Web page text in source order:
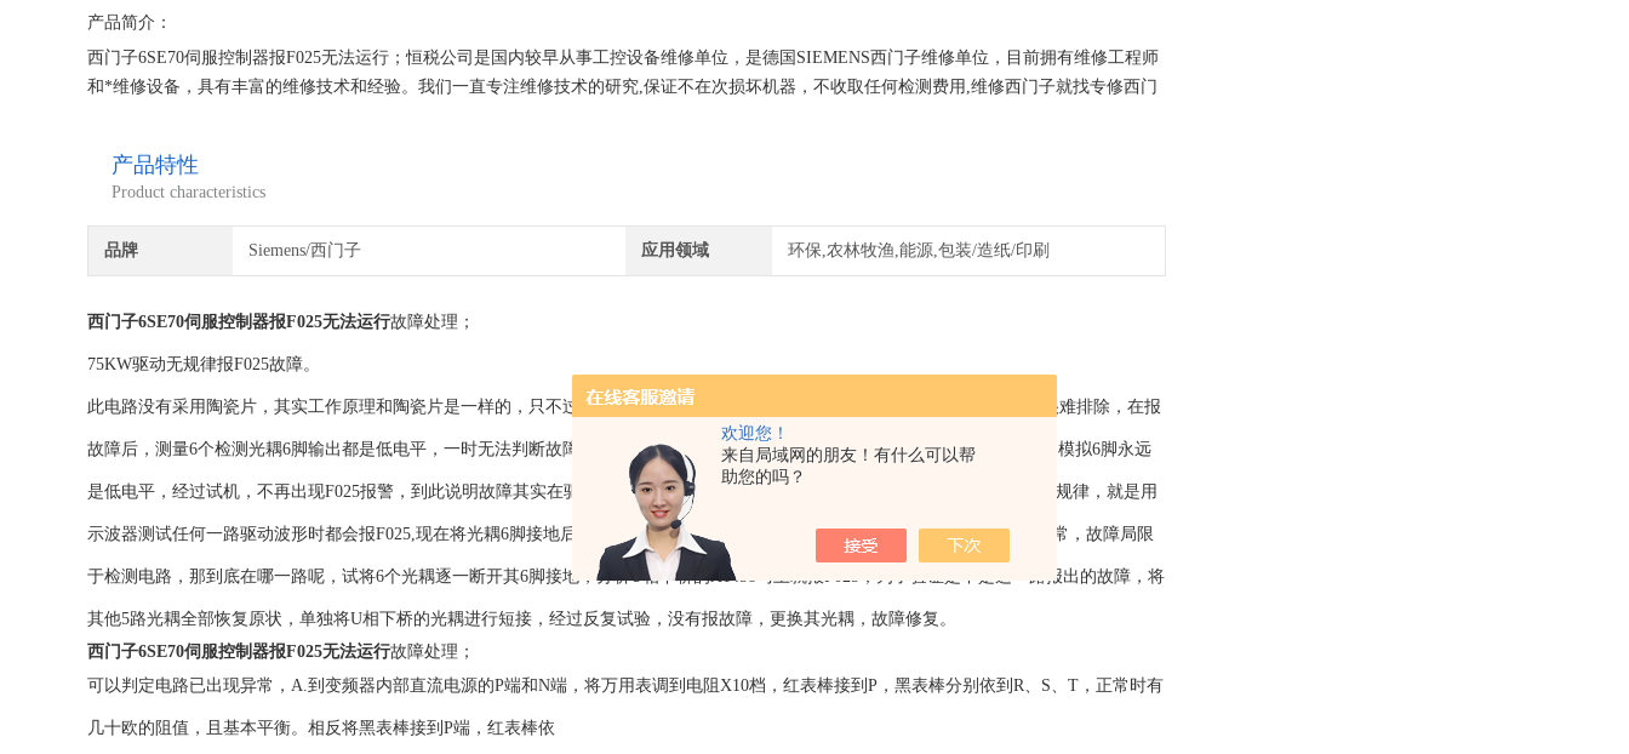
欢迎您！
来自局域网的朋友！有什么可以帮
助您的吗？
产品简介：
西门子6SE70伺服控制器报F025无法运行；恒税公司是国内较早从事工控设备维修单位，是德国SIEMENS西门子维修单位，目前拥有维修工程师
和*维修设备，具有丰富的维修技术和经验。我们一直专注维修技术的研究,保证不在次损坏机器，不收取任何检测费用,维修西门子就找专修西门
产品特性
Product characteristics
品牌 Siemens/西门子 应用领域 环保,农林牧渔,能源,包装/造纸/印刷
西门子6SE70伺服控制器报F025无法运行故障处理；
75KW驱动无规律报F025故障。
此电路没有采用陶瓷片，其实工作原理和陶瓷片是一样的，只不过6路驱动都有检测光耦A1458，此机务规律报F025，看起来故障很难排除，在报
故障后，测量6个检测光耦6脚输出都是低电平，一时无法判断故障到底出在哪一路，干脆将6路A1458第6脚全部与其5脚人为短路，模拟6脚永远
是低电平，经过试机，不再出现F025报警，到此说明故障其实在驱动板上，和主板没有关系，在屏蔽掉F011报警信号后，发现一个规律，就是用
示波器测试任何一路驱动波形时都会报F025,现在将光耦6脚接地后测试波形相当正常，也不报任何故障，说明脉冲放大电路全部正常，故障局限
于检测电路，那到底在哪一路呢，试将6个光耦逐一断开其6脚接地，分析U相下桥的A1458马上就报F025，为了验证是不是这一路报出的故障，将
其他5路光耦全部恢复原状，单独将U相下桥的光耦进行短接，经过反复试验，没有报故障，更换其光耦，故障修复。
西门子6SE70伺服控制器报F025无法运行故障处理；
可以判定电路已出现异常，A.到变频器内部直流电源的P端和N端，将万用表调到电阻X10档，红表棒接到P，黑表棒分别依到R、S、T，正常时有
几十欧的阻值，且基本平衡。相反将黑表棒接到P端，红表棒依